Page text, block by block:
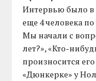
Интервью было в
еще 4 человека
Мы начали с
лет?», «Кто-
произносится
«Дюнкерке» у